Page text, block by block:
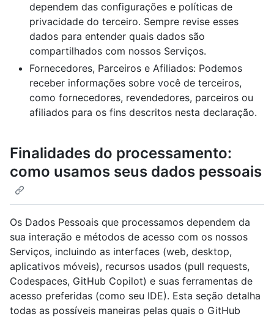
dependem das configurações e políticas de
privacidade do terceiro. Sempre revise esses
dados para entender quais dados são
compartilhados com nossos Serviços.
Fornecedores, Parceiros e Afiliados: Podemos
receber informações sobre você de terceiros,
como fornecedores, revendedores, parceiros ou
afiliados para os fins descritos nesta declaração.
Finalidades do processamento:
como usamos seus dados pessoais
Os Dados Pessoais que processamos dependem da
sua interação e métodos de acesso com os nossos
Serviços, incluindo as interfaces (web, desktop,
aplicativos móveis), recursos usados (pull requests,
Codespaces, GitHub Copilot) e suas ferramentas de
acesso preferidas (como seu IDE). Esta seção detalha
todas as possíveis maneiras pelas quais o GitHub